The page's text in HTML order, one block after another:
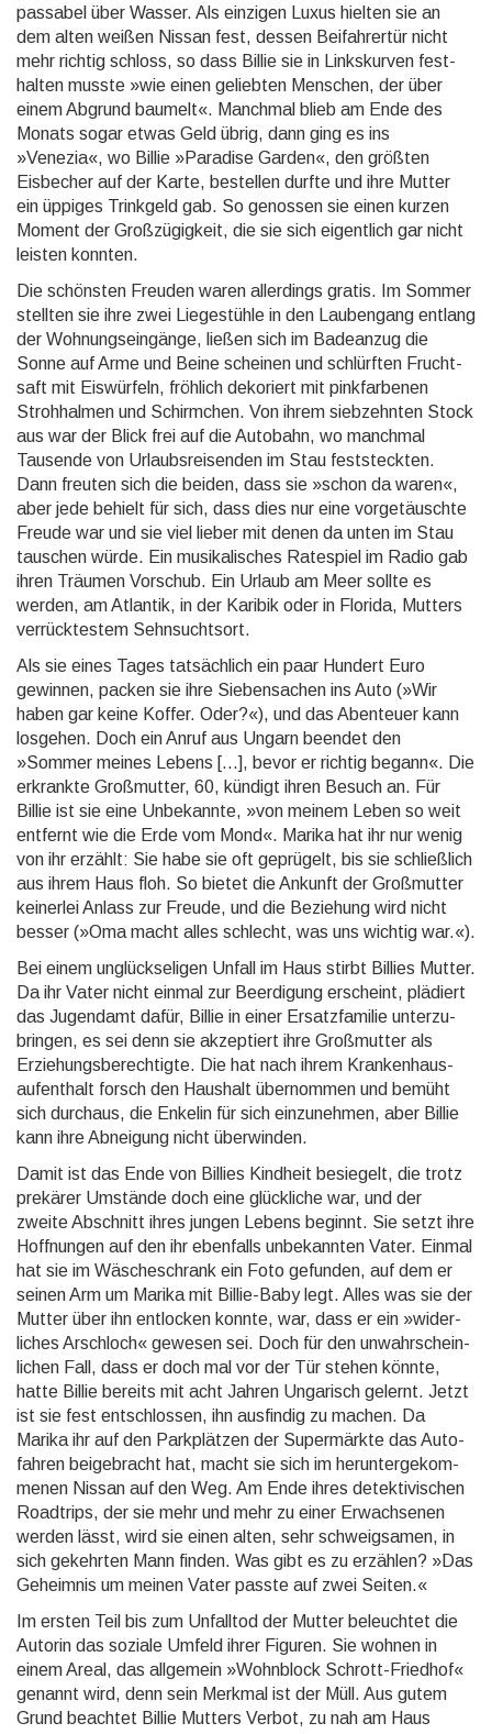
passabel über Wasser. Als einzigen Luxus hielten sie an
dem alten weißen Nissan fest, dessen Bei­fahrer­tür nicht
mehr richtig schloss, so dass Billie sie in Links­kurven fest­
halten musste »wie einen geliebten Menschen, der über
einem Abgrund baumelt«. Manchmal blieb am Ende des
Monats sogar etwas Geld übrig, dann ging es ins
»Venezia«, wo Billie »Paradise Garden«, den größten
Eisbecher auf der Karte, bestellen durfte und ihre Mutter
ein üppiges Trinkgeld gab. So genossen sie einen kurzen
Moment der Groß­zügig­keit, die sie sich eigent­lich gar nicht
leisten konnten.
Die schönsten Freuden waren aller­dings gratis. Im Sommer
stellten sie ihre zwei Liege­stühle in den Lauben­gang entlang
der Woh­nungs­ein­gänge, ließen sich im Badeanzug die
Sonne auf Arme und Beine scheinen und schlürf­ten Frucht­
saft mit Eis­würfeln, fröhlich dekoriert mit pink­farbe­nen
Stroh­halmen und Schirm­chen. Von ihrem sieb­zehnten Stock
aus war der Blick frei auf die Autobahn, wo manchmal
Tausende von Urlaubs­reisen­den im Stau fest­steck­ten.
Dann freuten sich die beiden, dass sie »schon da waren«,
aber jede behielt für sich, dass dies nur eine vorge­täuschte
Freude war und sie viel lieber mit denen da unten im Stau
tauschen würde. Ein musika­lisches Rate­spiel im Radio gab
ihren Träumen Vorschub. Ein Urlaub am Meer sollte es
werden, am Atlantik, in der Karibik oder in Florida, Mutters
ver­rück­testem Sehn­suchts­ort.
Als sie eines Tages tatsächlich ein paar Hundert Euro
gewinnen, packen sie ihre Sieben­sachen ins Auto (»Wir
haben gar keine Koffer. Oder?«), und das Abenteuer kann
losgehen. Doch ein Anruf aus Ungarn beendet den
»Sommer meines Lebens […], bevor er richtig begann«. Die
erkrankte Groß­mutter, 60, kündigt ihren Besuch an. Für
Billie ist sie eine Unbe­kannte, »von meinem Leben so weit
entfernt wie die Erde vom Mond«. Marika hat ihr nur wenig
von ihr erzählt: Sie habe sie oft geprügelt, bis sie schließ­lich
aus ihrem Haus floh. So bietet die Ankunft der Groß­mutter
keinerlei Anlass zur Freude, und die Beziehung wird nicht
besser (»Oma macht alles schlecht, was uns wichtig war.«).
Bei einem unglückseligen Unfall im Haus stirbt Billies Mutter.
Da ihr Vater nicht einmal zur Beerdi­gung erscheint, plädiert
das Jugendamt dafür, Billie in einer Ersatz­familie unter­zu­
bringen, es sei denn sie akzep­tiert ihre Groß­mutter als
Erzie­hungs­be­rech­tigte. Die hat nach ihrem Kranken­haus­
aufent­halt forsch den Haushalt über­nommen und bemüht
sich durchaus, die Enkelin für sich einzu­nehmen, aber Billie
kann ihre Abneigung nicht über­winden.
Damit ist das Ende von Billies Kindheit besiegelt, die trotz
prekärer Umstände doch eine glück­liche war, und der
zweite Abschnitt ihres jungen Lebens beginnt. Sie setzt ihre
Hoff­nungen auf den ihr ebenfalls unbe­kannten Vater. Einmal
hat sie im Wäsche­schrank ein Foto gefunden, auf dem er
seinen Arm um Marika mit Billie-Baby legt. Alles was sie der
Mutter über ihn entlocken konnte, war, dass er ein »wider­
liches Arschloch« gewesen sei. Doch für den un­wahr­schein­
lichen Fall, dass er doch mal vor der Tür stehen könnte,
hatte Billie bereits mit acht Jahren Ungarisch gelernt. Jetzt
ist sie fest ent­schlos­sen, ihn aus­findig zu machen. Da
Marika ihr auf den Park­plätzen der Super­märkte das Auto­
fahren beige­bracht hat, macht sie sich im her­unter­gekom­
menen Nissan auf den Weg. Am Ende ihres detek­tivi­schen
Roadtrips, der sie mehr und mehr zu einer Erwach­senen
werden lässt, wird sie einen alten, sehr schweig­samen, in
sich gekehr­ten Mann finden. Was gibt es zu erzählen? »Das
Geheimnis um meinen Vater passte auf zwei Seiten.«
Im ersten Teil bis zum Unfalltod der Mutter be­leuchtet die
Autorin das soziale Umfeld ihrer Figuren. Sie wohnen in
einem Areal, das allgemein »Wohnblock Schrott-Friedhof«
genannt wird, denn sein Merkmal ist der Müll. Aus gutem
Grund beachtet Billie Mutters Verbot, zu nah am Haus